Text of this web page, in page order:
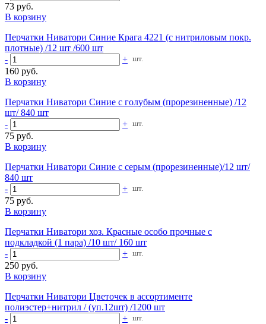
73 руб.
В корзину
Перчатки Ниватори Синие Крага 4221 (с нитриловым покр.
плотные) /12 шт /600 шт
-
+ шт.
160 руб.
В корзину
Перчатки Ниватори Синие с голубым (прорезиненные) /12
шт/ 840 шт
-
+ шт.
75 руб.
В корзину
Перчатки Ниватори Синие с серым (прорезиненные)/12 шт/
840 шт
-
+ шт.
75 руб.
В корзину
Перчатки Ниватори хоз. Красные особо прочные с
подкладкой (1 пара) /10 шт/ 160 шт
-
+ шт.
250 руб.
В корзину
Перчатки Ниватори Цветочек в ассортименте
полиэстер+нитрил / (уп.12шт) /1200 шт
-
+ шт.